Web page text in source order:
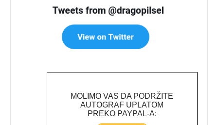
MOLIMO VAS DA PODRŽITE
AUTOGRAF UPLATOM
PREKO PAYPAL-A: